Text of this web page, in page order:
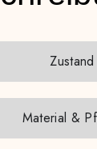
Zustand
Material &